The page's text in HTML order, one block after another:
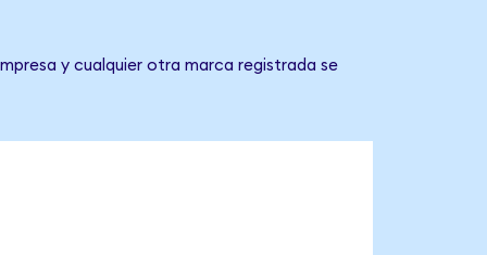
y cualquier otra marca registrada se